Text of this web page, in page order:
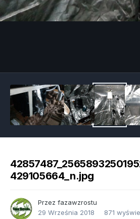
429105664_n.jpg
Przez fazawzrostu
29 Września 2018
871